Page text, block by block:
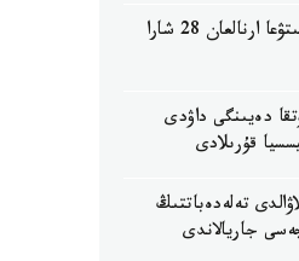
جەڭىل ونەركاسىپتى دامىتۋعا ارنالعان 28 شارا
دەيىنگى داۋدى
قۇرىلادى
تەلەدەباتتىڭ
جاريالاندى